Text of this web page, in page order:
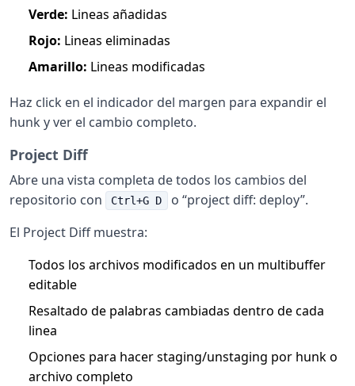
Verde: Lineas añadidas
Rojo: Lineas eliminadas
Amarillo: Lineas modificadas
Haz click en el indicador del margen para expandir el
hunk y ver el cambio completo.
Project Diff
Abre una vista completa de todos los cambios del
repositorio con
Ctrl+G D
o “project diff: deploy”.
El Project Diff muestra:
Todos los archivos modificados en un multibuffer
editable
Resaltado de palabras cambiadas dentro de cada
linea
Opciones para hacer staging/unstaging por hunk o
archivo completo